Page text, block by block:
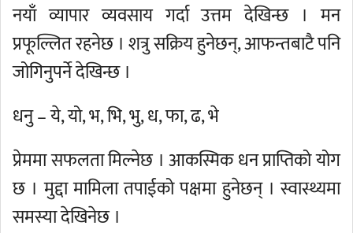
नयाँ व्यापार व्यवसाय गर्दा उत्तम देखिन्छ । मन
प्रफूल्लित रहनेछ । शत्रु सक्रिय हुनेछन्, आफन्तबाटै पनि
जोगिनुपर्ने देखिन्छ ।
धनु – ये, यो, भ, भि, भु, ध, फा, ढ, भे
प्रेममा सफलता मिल्नेछ । आकस्मिक धन प्राप्तिको योग
छ । मुद्दा मामिला तपाईको पक्षमा हुनेछन् । स्वास्थ्यमा
समस्या देखिनेछ ।